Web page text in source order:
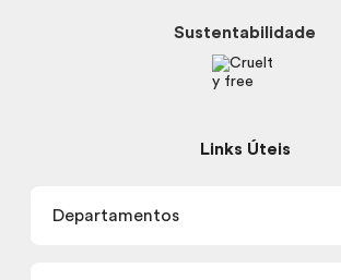
Sustentabilidade
Links Úteis
Departamentos